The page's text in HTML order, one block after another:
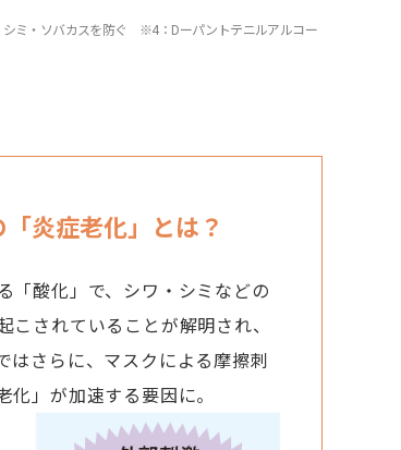
・ソバカスを防ぐ ※4：Dーパントテニルアルコー
炎症老化」とは？
「酸化」で、シワ・シミなどの
されていることが解明され、
はさらに、マスクによる摩擦刺
」が加速する要因に。